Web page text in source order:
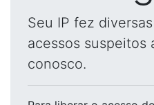
Seu IP fez
acessos suspeitos
conosco.